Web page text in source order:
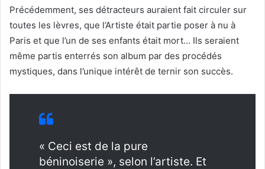
Précédemment, ses détracteurs auraient fait circuler sur
toutes les lèvres, que l’Artiste était partie poser à nu à
Paris et que l’un de ses enfants était mort… Ils seraient
même partis enterrés son album par des procédés
mystiques, dans l’unique intérêt de ternir son succès.
« Ceci est de la pure
béninoiserie », selon l’artiste. Et